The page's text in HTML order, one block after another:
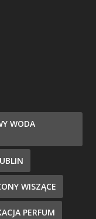
WODA
WISZĄCE
PERFUM